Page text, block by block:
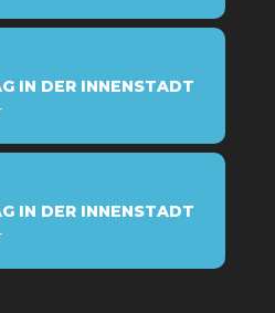
IN DER INNENSTADT
IN DER INNENSTADT